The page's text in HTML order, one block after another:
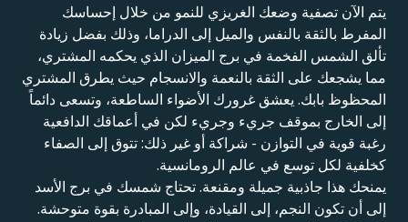
يتم الآن تصفية وضعك الغريزي للنمو من خلال إحساسك
المفرط بالثقة بالنفس والميل إلى الدراما، وذلك بفضل زيادة
تألق الشمس الفخمة في برج الميزان الذي يحكمه المشتري،
مما يشجعك على الثقة بالنعمة والانسجام حيث يطرق المشتري
المحظوظ بابك. يعشق غرورك الأضواء الساطعة، وتسعى دائماً
إلى الخارج بموقف جريء وجريء لكن في أعماقك الدافعية
رغبة قوية في التوازن - شراكة أو غير ذلك: تتوق إلى الصفاء
كخلفية لكل توسع في عالم الرومانسية.
يمنحك هذا جاذبية جميلة ومقنعة. تحتاج شمسك في برج الأسد
إلى أن تكون النجم، إلى القيادة، وإلى المبادرة بقوة متوحشة.